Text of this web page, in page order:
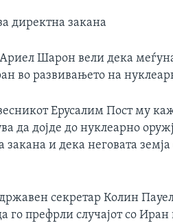
директна закана
Шарон вели дека
во развивањето на
Ерусалим Пост му
да дојде до нуклеарно
закана и дека неговата
секретар Колин
го префрли случајот со Иран